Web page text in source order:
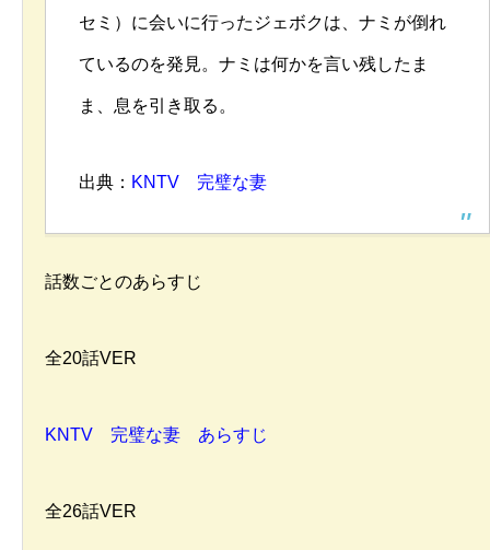
セミ）に会いに行ったジェボクは、ナミが倒れ
ているのを発見。ナミは何かを言い残したま
ま、息を引き取る。
出典： KNTV 完璧な妻
話数ごとのあらすじ
全20話VER
KNTV 完璧な妻 あらすじ
全26話VER